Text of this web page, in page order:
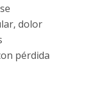
dolor
pérdida